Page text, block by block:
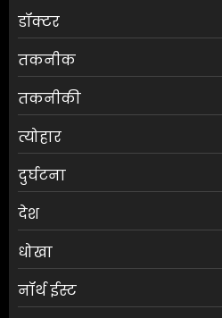
डॉक्टर
तकनीक
तकनीकी
त्योहार
दुर्घटना
देश
धोखा
नॉर्थ ईस्ट